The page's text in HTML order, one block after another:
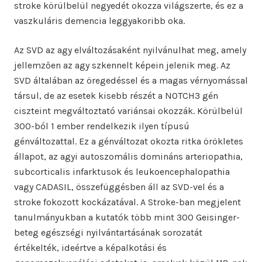
stroke körülbelül negyedét okozza világszerte, és ez a
vaszkuláris demencia leggyakoribb oka.
Az SVD az agy elváltozásaként nyilvánulhat meg, amely
jellemzően az agy szkennelt képein jelenik meg. Az
SVD általában az öregedéssel és a magas vérnyomással
társul, de az esetek kisebb részét a NOTCH3 gén
ciszteint megváltoztató variánsai okozzák. Körülbelül
300-ból 1 ember rendelkezik ilyen típusú
génváltozattal. Ez a génváltozat okozta ritka örökletes
állapot, az agyi autoszomális domináns arteriopathia,
subcorticalis infarktusok és leukoencephalopathia
vagy CADASIL, összefüggésben áll az SVD-vel és a
stroke fokozott kockázatával. A Stroke-ban megjelent
tanulmányukban a kutatók több mint 300 Geisinger-
beteg egészségi nyilvántartásának sorozatát
értékelték, ideértve a képalkotási és